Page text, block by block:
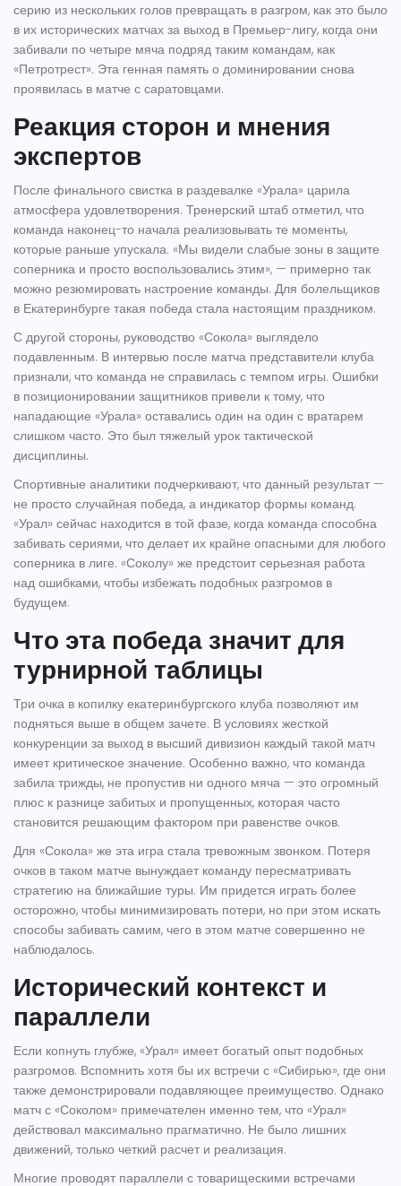
серию из нескольких голов превращать в разгром, как это было
в их исторических матчах за выход в Премьер-лигу, когда они
забивали по четыре мяча подряд таким командам, как
«Петротрест». Эта генная память о доминировании снова
проявилась в матче с саратовцами.
Реакция сторон и мнения
экспертов
После финального свистка в раздевалке «Урала» царила
атмосфера удовлетворения. Тренерский штаб отметил, что
команда наконец-то начала реализовывать те моменты,
которые раньше упускала. «Мы видели слабые зоны в защите
соперника и просто воспользовались этим», — примерно так
можно резюмировать настроение команды. Для болельщиков
в Екатеринбурге такая победа стала настоящим праздником.
С другой стороны, руководство «Сокола» выглядело
подавленным. В интервью после матча представители клуба
признали, что команда не справилась с темпом игры. Ошибки
в позиционировании защитников привели к тому, что
нападающие «Урала» оставались один на один с вратарем
слишком часто. Это был тяжелый урок тактической
дисциплины.
Спортивные аналитики подчеркивают, что данный результат —
не просто случайная победа, а индикатор формы команд.
«Урал» сейчас находится в той фазе, когда команда способна
забивать сериями, что делает их крайне опасными для любого
соперника в лиге. «Соколу» же предстоит серьезная работа
над ошибками, чтобы избежать подобных разгромов в
будущем.
Что эта победа значит для
турнирной таблицы
Три очка в копилку екатеринбургского клуба позволяют им
подняться выше в общем зачете. В условиях жесткой
конкуренции за выход в высший дивизион каждый такой матч
имеет критическое значение. Особенно важно, что команда
забила трижды, не пропустив ни одного мяча — это огромный
плюс к разнице забитых и пропущенных, которая часто
становится решающим фактором при равенстве очков.
Для «Сокола» же эта игра стала тревожным звонком. Потеря
очков в таком матче вынуждает команду пересматривать
стратегию на ближайшие туры. Им придется играть более
осторожно, чтобы минимизировать потери, но при этом искать
способы забивать самим, чего в этом матче совершенно не
наблюдалось.
Исторический контекст и
параллели
Если копнуть глубже, «Урал» имеет богатый опыт подобных
разгромов. Вспомнить хотя бы их встречи с «Сибирью», где они
также демонстрировали подавляющее преимущество. Однако
матч с «Соколом» примечателен именно тем, что «Урал»
действовал максимально прагматично. Не было лишних
движений, только четкий расчет и реализация.
Многие проводят параллели с товарищескими встречами